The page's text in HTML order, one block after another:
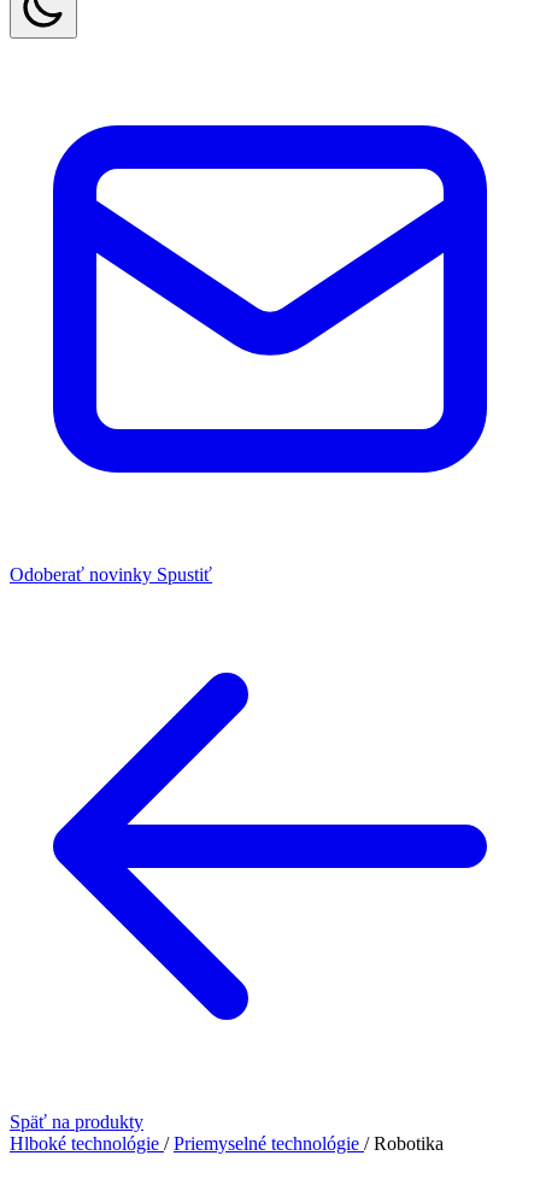
Odoberať novinky Spustiť
Späť na produkty
Hlboké technológie / Priemyselné technológie / Robotika